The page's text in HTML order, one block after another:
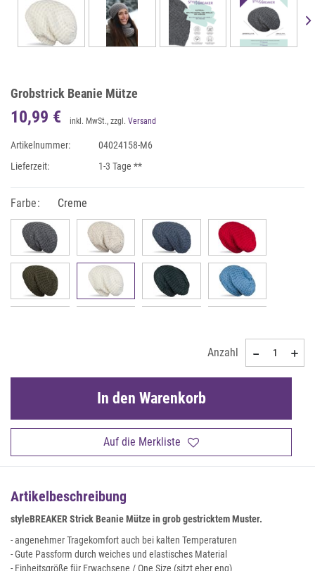
Grobstrick Beanie Mütze
10,99 € inkl. MwSt., zzgl. Versand
Artikelnummer:
04024158-M6
Lieferzeit:
1-3 Tage **
Farbe: Creme
Anzahl
Auf die Merkliste
In den Warenkorb
Artikelbeschreibung
styleBREAKER Strick Beanie Mütze in grob gestricktem Muster.
- angenehmer Tragekomfort auch bei kalten Temperaturen
- Gute Passform durch weiches und elastisches Material
- Einheitsgröße für Erwachsene / One Size (sitzt eher eng)